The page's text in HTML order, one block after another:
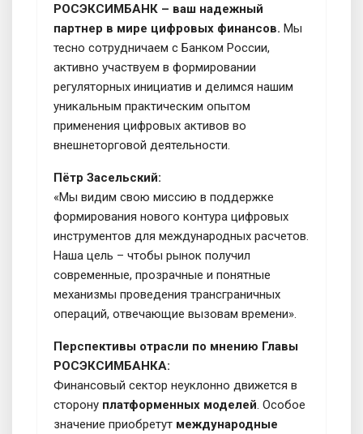
РОСЭКСИМБАНК – ваш надежный
партнер в мире цифровых финансов. Мы
тесно сотрудничаем с Банком России,
активно участвуем в формировании
регуляторных инициатив и делимся нашим
уникальным практическим опытом
применения цифровых активов во
внешнеторговой деятельности.
Пётр Засельский:
«Мы видим свою миссию в поддержке
формирования нового контура цифровых
инструментов для международных расчетов.
Наша цель – чтобы рынок получил
современные, прозрачные и понятные
механизмы проведения трансграничных
операций, отвечающие вызовам времени».
Перспективы отрасли по мнению Главы
РОСЭКСИМБАНКА:
Финансовый сектор неуклонно движется в
сторону платформенных моделей. Особое
значение приобретут международные